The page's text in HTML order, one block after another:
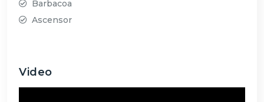
Barbacoa
Ascensor
Video